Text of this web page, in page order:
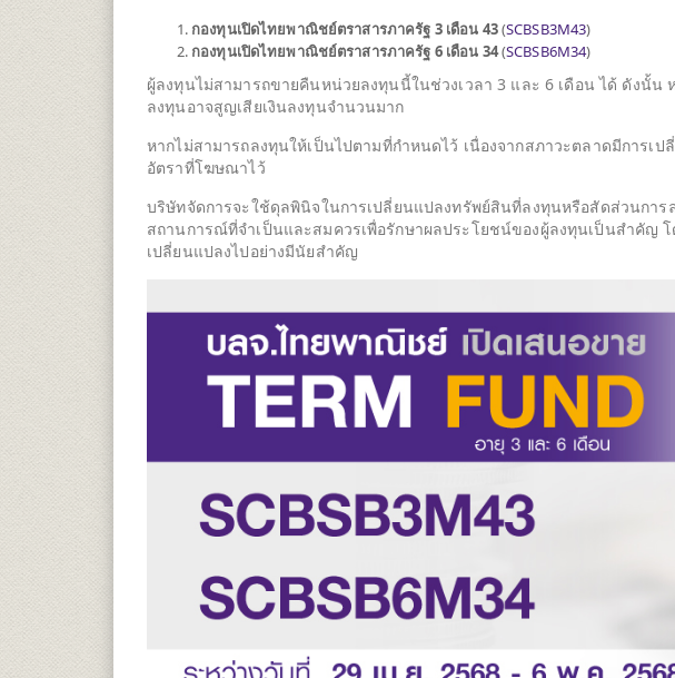
กองทุนเปิดไทยพาณิชย์ตราสารภาครัฐ 3 เดือน 43(SCBSB3M43)
กองทุนเปิดไทยพาณิชย์ตราสารภาครัฐ 6 เดือน 34(SCBSB6M34)
ผู้ลงทุนไม่สามารถขายคืนหน่วยลงทุนนี้ในช่วงเวลา 3 และ 6 เดือน ได้ ดังนั้น
ลงทุนอาจสูญเสียเงินลงทุนจำนวนมาก
หากไม่สามารถลงทุนให้เป็นไปตามที่กำหนดไว้ เนื่องจากสภาวะตลาดมีการเ
อัตราที่โฆษณาไว้
บริษัทจัดการจะใช้ดุลพินิจในการเปลี่ยนแปลงทรัพย์สินที่ลงทุนหรือสัดส่วนการ
สถานการณ์ที่จำเป็นและสมควรเพื่อรักษาผลประโยชน์ของผู้ลงทุนเป็นสำคัญ
เปลี่ยนแปลงไปอย่างมีนัยสำคัญ